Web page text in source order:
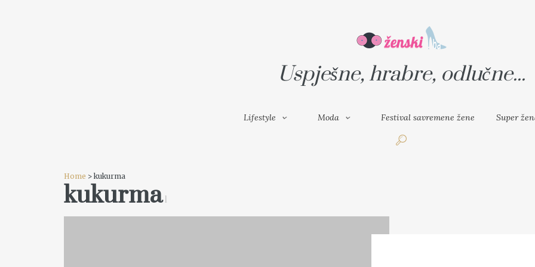
SUPER ŽENA
Uspješne, hrabre, odlučne...
Lifestyle Moda Festival savremene žene Super
Home > kukurma
kukurma1